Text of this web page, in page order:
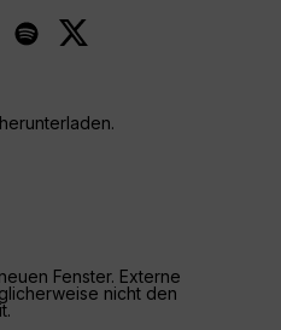
Fenster. Externe
nicht den